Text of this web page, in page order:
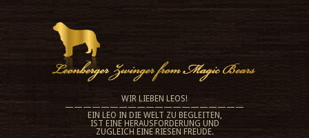
WIR LIEBEN LEOS!
————————————————————
EIN LEO IN DIE WELT ZU BEGLEITEN,
IST EINE HERAUSFORDERUNG UND
ZUGLEICH EINE RIESEN FREUDE.